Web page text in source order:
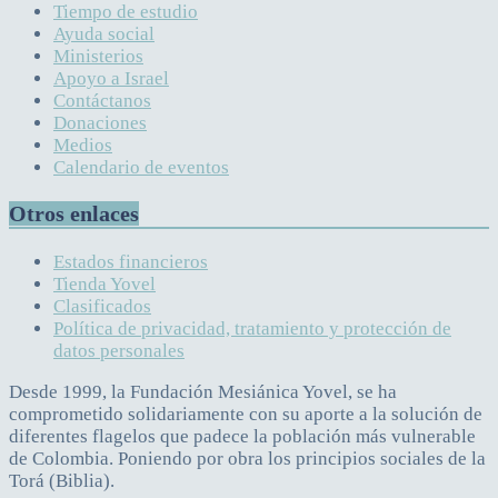
Tiempo de estudio
Ayuda social
Ministerios
Apoyo a Israel
Contáctanos
Donaciones
Medios
Calendario de eventos
Otros enlaces
Estados financieros
Tienda Yovel
Clasificados
Política de privacidad, tratamiento y protección de
datos personales
Desde 1999, la Fundación Mesiánica Yovel, se ha
comprometido solidariamente con su aporte a la solución de
diferentes flagelos que padece la población más vulnerable
de Colombia. Poniendo por obra los principios sociales de la
Torá (Biblia).